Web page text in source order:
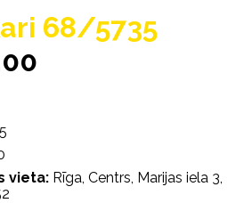
68/5735
vieta: Rīga, Centrs, Marijas iela 3,